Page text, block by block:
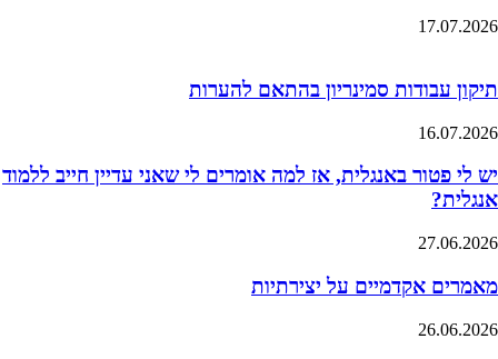
17.07.2026
תיקון עבודות סמינריון בהתאם להערות
16.07.2026
יש לי פטור באנגלית, אז למה אומרים לי שאני עדיין חייב ללמוד
אנגלית?
27.06.2026
מאמרים אקדמיים על יצירתיות
26.06.2026